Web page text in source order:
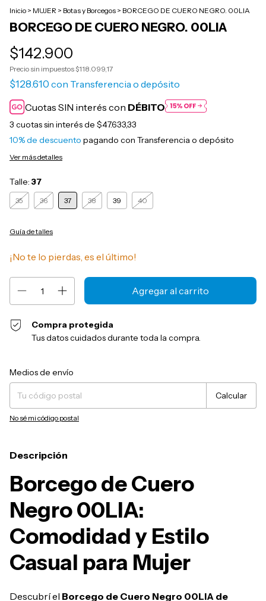
Inicio > MUJER > Botas y Borcegos > BORCEGO DE CUERO NEGRO. 00LIA
BORCEGO DE CUERO NEGRO. 00LIA
$142.900
Precio sin impuestos$118.099,17
$128.610 con Transferencia o depósito
Cuotas SIN interés con DÉBITO
3 cuotas sin interés de $47.633,33
10% de descuento pagando con Transferencia o depósito
Ver más detalles
Talle: 37
35 36 37 38 39 40
Guía de talles
¡No te lo pierdas, es el último!
Compra protegida
Tus datos cuidados durante toda la compra.
Entregas para el CP:
Medios de envío
Calcular
No sé mi código postal
Descripción
Borcego de Cuero
Negro 00LIA:
Comodidad y Estilo
Casual para Mujer
Descubrí el Borcego de Cuero Negro 00LIA de